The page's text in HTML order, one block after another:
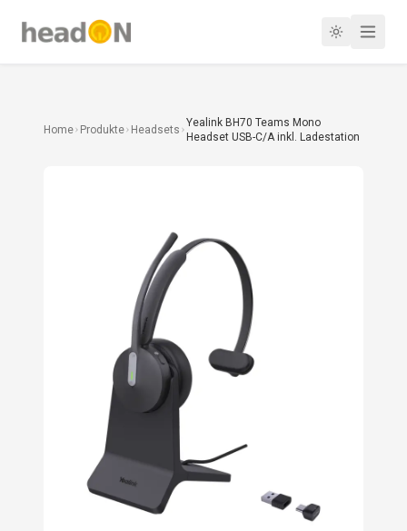
Home Produkte Headsets
Yealink BH70 Teams Mono
Headset USB-C/A inkl. Ladestation